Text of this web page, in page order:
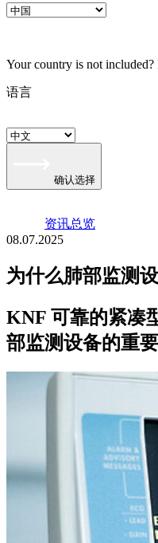
Your country is not included?
语言
确认选择
资讯总览
08.07.2025
为什么肺部监测
KNF 可靠的紧凑
部监测设备的重